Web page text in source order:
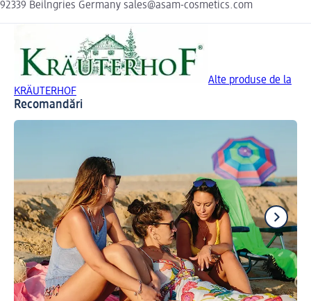
92339 Beilngries Germany sales@asam-cosmetics.com
Alte produse de la
KRÄUTERHOF
Recomandări